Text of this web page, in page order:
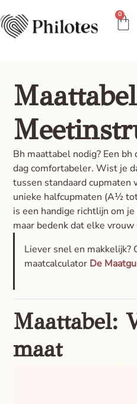
0
Bh maattabel nodig? Een
dag comfortabeler. Wist je
tussen standaard cupmaten
unieke halfcupmaten (A½
is een handige richtlijn om
maar bedenk dat elke vrouw
Liever snel en makkelijk?
maatcalculator De
Maattabel:
maat